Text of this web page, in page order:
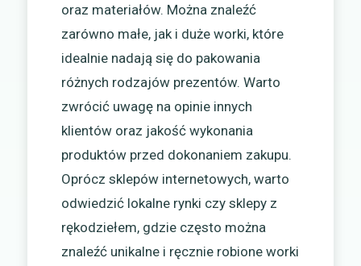
oraz materiałów. Można znaleźć
zarówno małe, jak i duże worki, które
idealnie nadają się do pakowania
różnych rodzajów prezentów. Warto
zwrócić uwagę na opinie innych
klientów oraz jakość wykonania
produktów przed dokonaniem zakupu.
Oprócz sklepów internetowych, warto
odwiedzić lokalne rynki czy sklepy z
rękodziełem, gdzie często można
znaleźć unikalne i ręcznie robione worki